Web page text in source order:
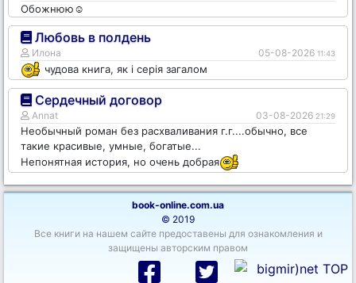
Обожнюю☺️
Любовь в полдень
Илона 05-08-2026 11:43
чудова книга, як і серія загалом
Сердечный договор
Annat 03-08-2026 21:29
Необычный роман без расхваливания г.г....обычно, все
такие красивые, умные, богатые...
Непонятная история, но очень добрая
book-online.com.ua
© 2019
Все книги на нашем сайте предоставены для ознакомления и
защищены авторским правом